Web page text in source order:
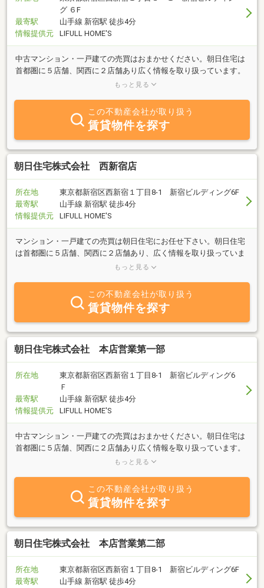
グ ６F
最寄駅
山手線 新宿駅 徒歩4分
情報提供元
LIFULL HOME'S
中古マンション・一戸建ての売買はおまかせください。朝日住宅は
首都圏に５店舗、関西に２店舗あり広く情報を取り扱っています。
ダブルコンサルタントのフォロー体制でお客様のご希望に応えまた
もっと見る
この不動産会社が取り扱う
賃貸物件を探す
朝日住宅株式会社 西新宿店
所在地
東京都新宿区西新宿１丁目8-1 新宿ビルディング6F
最寄駅
山手線 新宿駅 徒歩4分
情報提供元
LIFULL HOME'S
マンション・一戸建ての売買は朝日住宅にお任せ下さい。朝日住宅
は首都圏に５店舗、関西に２店舗あり、広く情報を取り扱っていま
す。ダブルコンサルタントのフォロー体制で、お客様のご希望に応
もっと見る
この不動産会社が取り扱う
賃貸物件を探す
朝日住宅株式会社 本店営業第一部
所在地
東京都新宿区西新宿１丁目8-1 新宿ビルディング6
Ｆ
最寄駅
山手線 新宿駅 徒歩4分
情報提供元
LIFULL HOME'S
中古マンション・一戸建ての売買はおまかせください。朝日住宅は
首都圏に５店舗、関西に２店舗あり広く情報を取り扱っています。
ダブルコンサルタントのフォロー体制でお客様のご希望に応えまた
もっと見る
この不動産会社が取り扱う
賃貸物件を探す
朝日住宅株式会社 本店営業第二部
所在地
東京都新宿区西新宿１丁目8-1 新宿ビルディング6F
最寄駅
山手線 新宿駅 徒歩4分